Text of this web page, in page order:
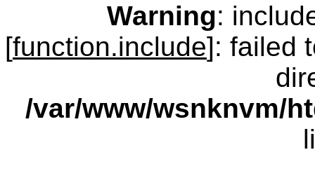
Warning:
[function.include]: failed
/var/www/wsnknvm/